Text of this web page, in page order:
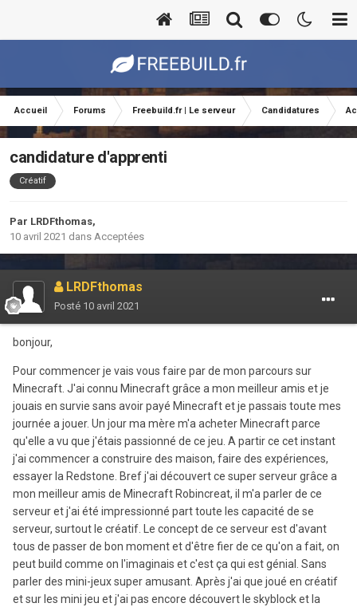
Accueil Forums Freebuild.fr | Le serveur Candidatures
candidature d'apprenti
Créatif
Par LRDFthomas,
10 avril 2021 dans Acceptées
LRDFthomas
Posté 10 avril 2021
bonjour,
Pour commencer je vais vous faire par de mon parcours sur
Minecraft. J'ai connu Minecraft grâce a mon meilleur amis et je
jouais en survie sans avoir payé Minecraft et je passais toute mes
journée a jouer. Un jour ma mère m'a acheter Minecraft parce
qu'elle a vu que j'étais passionné de ce jeu. A partir ce cet instant
j'ai commencer a construire des maison, faire des expériences,
essayer la Redstone. Bref j'ai découvert ce super serveur grâce a
mon meilleur amis de Minecraft Robincreat, il m'a parler de ce
serveur et j'ai été impressionné part toute les capacité de se
serveur, surtout le créatif. Le concept de ce serveur est d'avant
tous de passer de bon moment et d'être fier de ce qu'on a fait, on
peut build comme on l'imaginais et c'est ça qui est génial. Sans
parler des mini-jeux super amusant. Après j'ai que joué en créatif
et sur les mini jeu et j'ai pas encore découvert le skyblock et la